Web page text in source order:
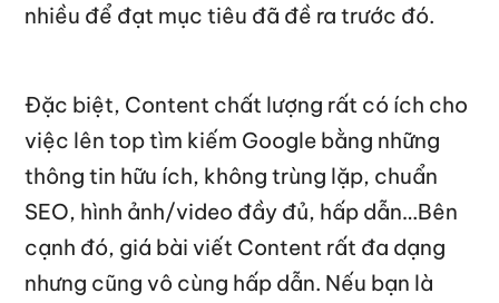
nhiều để đạt mục tiêu đã đề ra trước đó.
Đặc biệt, Content chất lượng rất có ích cho
việc lên top tìm kiếm Google bằng những
thông tin hữu ích, không trùng lặp, chuẩn
SEO, hình ảnh/video đầy đủ, hấp dẫn…Bên
cạnh đó, giá bài viết Content rất đa dạng
nhưng cũng vô cùng hấp dẫn. Nếu bạn là